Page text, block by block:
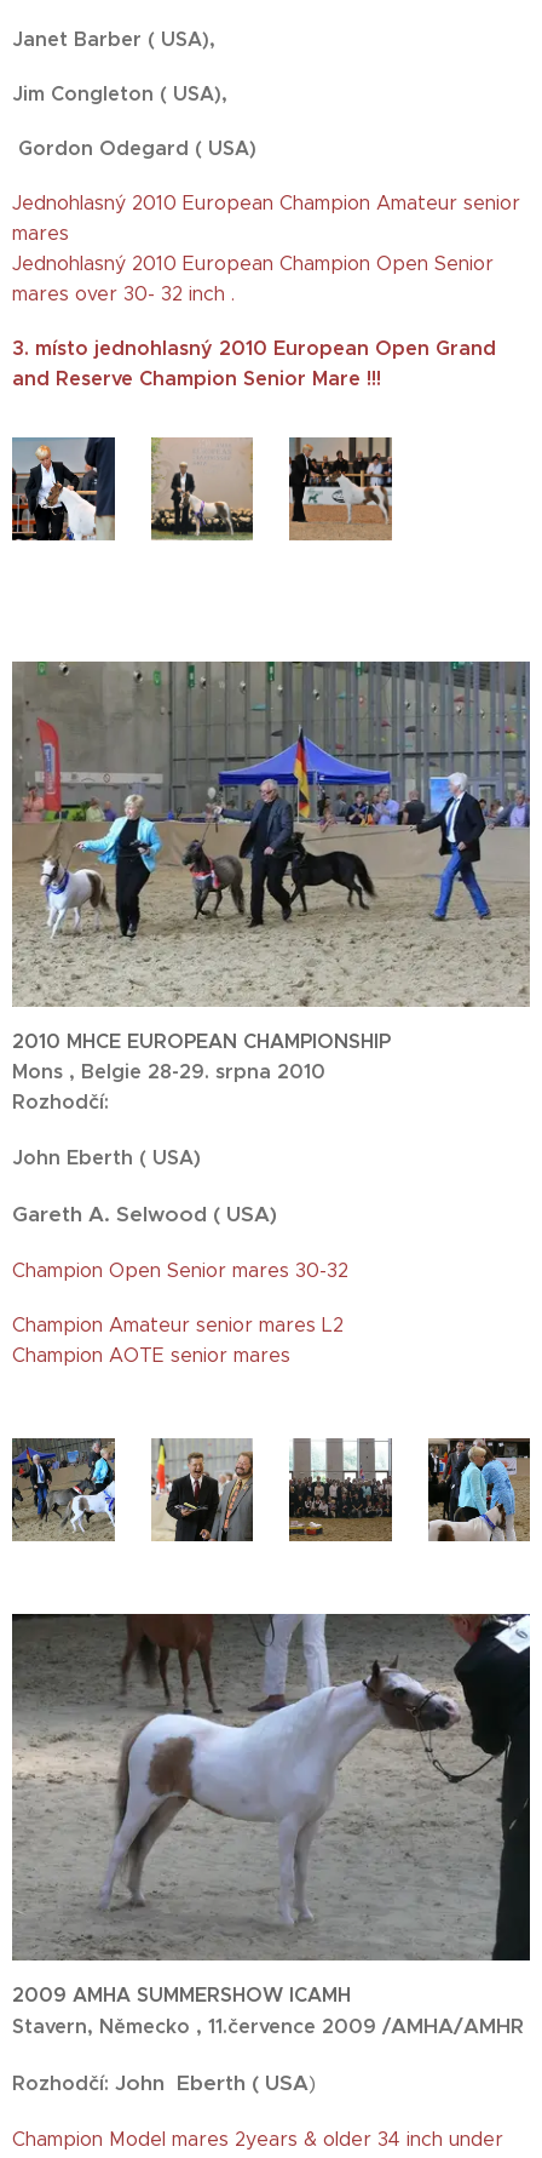
Janet Barber ( USA),
Jim Congleton ( USA),
Gordon Odegard ( USA)
Jednohlasný 2010 European Champion Amateur senior
mares
Jednohlasný 2010 European Champion Open Senior
mares over 30- 32 inch .
3. místo jednohlasný 2010 European Open Grand
and Reserve Champion Senior Mare !!!
2010 MHCE EUROPEAN CHAMPIONSHIP
Mons , Belgie 28-29. srpna 2010
Rozhodčí:
John Eberth ( USA)
Gareth A. Selwood ( USA)
Champion Open Senior mares 30-32
Champion Amateur senior mares L2
Champion AOTE senior mares
2009 AMHA SUMMERSHOW ICAMH
Stavern, Německo , 11.července 2009 /AMHA/AMHR
Rozhodčí: John Eberth ( USA)
Champion Model mares 2years & older 34 inch under